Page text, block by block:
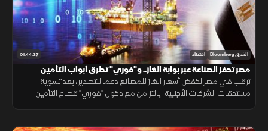
01:44:37 الشرق Bloomberg اقتصاد
مصر تحفز الصناعة عبر بوابة الغاز.. و"فوري" تطرق أبواب التأمين
الصحي
ترقب في مصر لخفض أسعار الغاز للمصانع دعما للتصدير، بعد تسوية
مستحقات الشركات الأجنبية، بالتزامن مع دخول "فوري" قطاع التأمين